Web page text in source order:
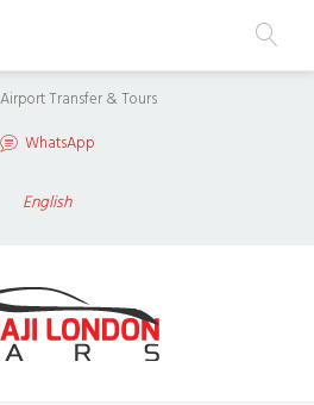
Transfer & Tours
WhatsApp
English